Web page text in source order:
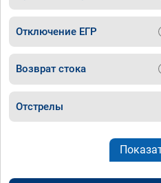
Отключение ЕГР
Возврат стока
Отстрелы